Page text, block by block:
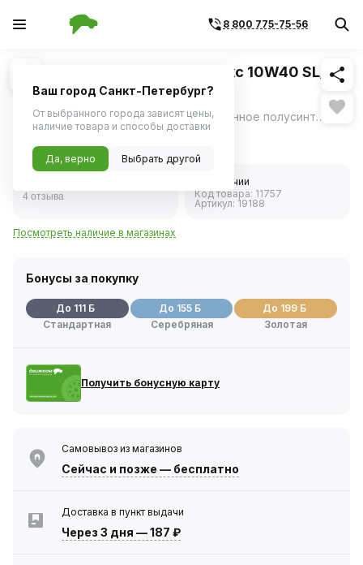
8 800 775-75-56
1/1 Похожие
Масло моторное Лукойл Люкс 10W40 SL/CF
полусинтетика (4 л)
Лукойл Люкс 10W40 - высококачественное полусинтетическое моторное масло. ещё
4 отзыва
В наличии
Код товара: 11757
Артикул: 19188
Посмотреть наличие в магазинах
Бонусы за покупку
До 111 Б
Стандартная
До 155 Б
Серебряная
До 199 Б
Золотая
Получить бонусную карту
Самовывоз из магазинов
Сейчас и позже — бесплатно
Доставка в пункт выдачи
Через 3 дня —187 ₽
Ваш город Санкт-Петербург?
От выбранного города зависят цены,
наличие товара и способы доставки
Да, верно Выбрать другой